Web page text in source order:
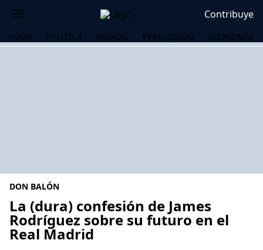
Contribuye
HOME POLÍTICA MUNDO PERIODISMO ECONOMÍA
DON BALÓN
La (dura) confesión de James
Rodríguez sobre su futuro en el
Real Madrid